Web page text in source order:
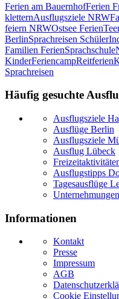
Ferien am BauernhofFerien
kletternAusflugsziele NRW
feiern NRWOstsee Ferien
BerlinSprachreisen Schüler
Familien FerienSprachschule
KinderFeriencampReitferien
Sprachreisen
Häufig gesuchte
Ausflugsziele
Ausflüge Berlin
Ausflugsziele
Ausflug Lübeck
Ausflugstipps
Tagesausflüge
Informationen
Kontakt
Presse
Impressum
AGB
Cookie